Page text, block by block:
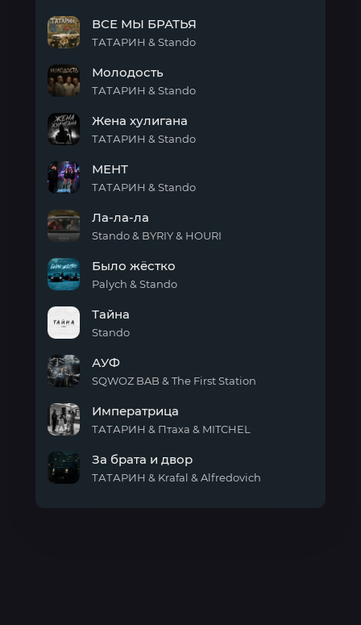
МЫ
БРАТЬЯ
ВСЕ МЫ БРАТЬЯ
ТАТАРИН & Stando
Молодость
ТАТАРИН & Stando
хулигана
Жена хулигана
ТАТАРИН & Stando
МЕНТ
ТАТАРИН & Stando
ла-
ла
Ла-ла-ла
Stando & BYRIY & HOURI
жёстко
Было жёстко
Palych & Stando
Тайна
Stando
АУФ
SQWOZ BAB & The First Station
Императрица
ТАТАРИН & Птаха & MITCHEL
За брата и двор
ТАТАРИН & Krafal & Alfredovich